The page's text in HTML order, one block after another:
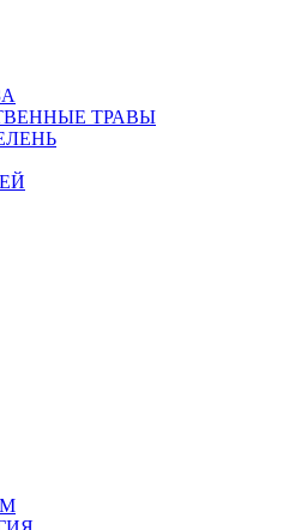
ТРАВЫ